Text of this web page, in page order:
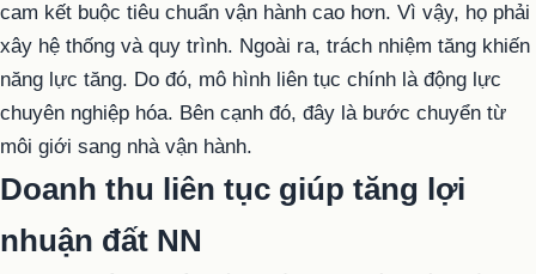
cam kết buộc tiêu chuẩn vận hành cao hơn. Vì vậy, họ phải
xây hệ thống và quy trình. Ngoài ra, trách nhiệm tăng khiến
năng lực tăng. Do đó, mô hình liên tục chính là động lực
chuyên nghiệp hóa. Bên cạnh đó, đây là bước chuyển từ
môi giới sang nhà vận hành.
Doanh thu liên tục giúp tăng lợi
nhuận đất NN